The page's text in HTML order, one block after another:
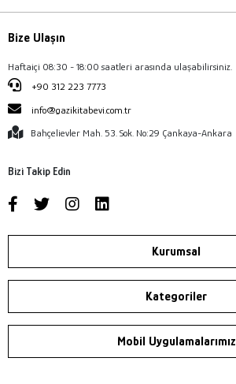
Bize Ulaşın
Haftaiçi 08:30 - 18:00 saatleri arasında ulaşabilirsiniz.
+90 312 223 7773
info@gazikitabevi.com.tr
Bahçelievler Mah. 53. Sok. No:29 Çankaya-Ankara
Bizi Takip Edin
Kurumsal
Kategoriler
Mobil Uygulamalarımız